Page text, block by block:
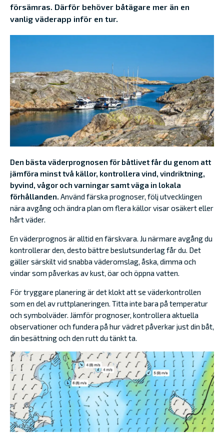
försämras. Därför behöver båtägare mer än en
vanlig väderapp inför en tur.
Den bästa väderprognosen för båtlivet får du genom att
jämföra minst två källor, kontrollera vind, vindriktning,
byvind, vågor och varningar samt väga in lokala
förhållanden. Använd färska prognoser, följ utvecklingen
nära avgång och ändra plan om flera källor visar osäkert eller
hårt väder.
En väderprognos är alltid en färskvara. Ju närmare avgång du
kontrollerar den, desto bättre beslutsunderlag får du. Det
gäller särskilt vid snabba väderomslag, åska, dimma och
vindar som påverkas av kust, öar och öppna vatten.
För tryggare planering är det klokt att se väderkontrollen
som en del av ruttplaneringen. Titta inte bara på temperatur
och symbolväder. Jämför prognoser, kontrollera aktuella
observationer och fundera på hur vädret påverkar just din båt,
din besättning och den rutt du tänkt ta.